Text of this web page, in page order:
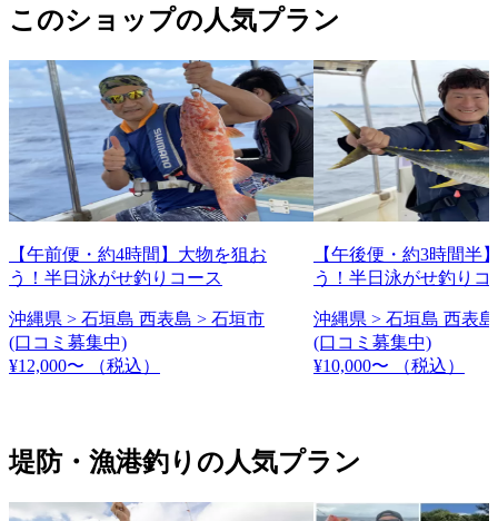
このショップの人気プラン
【午前便・約4時間】大物を狙お
う！半日泳がせ釣りコース
沖縄県 > 石垣島 西表島 > 石垣市
(口コミ募集中)
¥12,000〜
（税込）
【午後便・約3時間半
う！半日泳がせ釣りコ
沖縄県 > 石垣島 西表
(口コミ募集中)
¥10,000〜
（税込）
堤防・漁港釣りの人気プラン